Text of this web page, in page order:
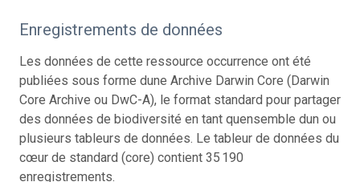
Enregistrements de données
Les données de cette ressource occurrence ont été
publiées sous forme dune Archive Darwin Core (Darwin
Core Archive ou DwC-A), le format standard pour partager
des données de biodiversité en tant quensemble dun ou
plusieurs tableurs de données. Le tableur de données du
cœur de standard (core) contient 35 190
enregistrements.